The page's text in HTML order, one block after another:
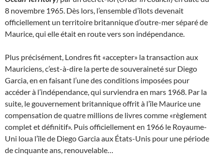
8 novembre 1965. Dès lors, l’ensemble d’îlots devenait
officiellement un territoire britannique d’outre-mer séparé de
Maurice, qui elle était en route vers son indépendance.
Plus précisément, Londres fit «accepter» la transaction aux
Mauriciens, c’est-à-dire la perte de souveraineté sur Diego
Garcia, en en faisant l’une des conditions imposées pour
accéder à l’indépendance, qui surviendra en mars 1968. Par la
suite, le gouvernement britannique offrit à l’île Maurice une
compensation de quatre millions de livres comme «règlement
complet et définitif». Puis officiellement en 1966 le Royaume-
Uni loua l’île de Diego Garcia aux États-Unis pour une période
de cinquante ans, renouvelable…